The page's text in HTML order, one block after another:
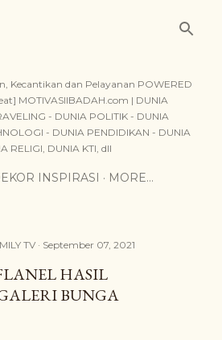
Kecantikan dan Pelayanan POWERED
MOTIVASIIBADAH.com | DUNIA
- DUNIA POLITIK - DUNIA
- DUNIA PENDIDIKAN - DUNIA
RELIGI, DUNIA KTI, dll
INSPIRASI MORE…
TV September 07, 2021
HASIL
BUNGA